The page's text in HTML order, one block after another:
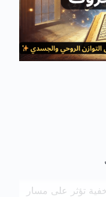
تؤثر على مسار